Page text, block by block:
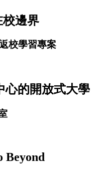
校邊界
校學習專案
心的開放式大學
Beyond